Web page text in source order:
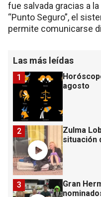
fue salvada gracias a
“Punto Seguro”, el
permite comunicarse
Las más leídas
agosto
1
Zulma
situación
2
Gran
3